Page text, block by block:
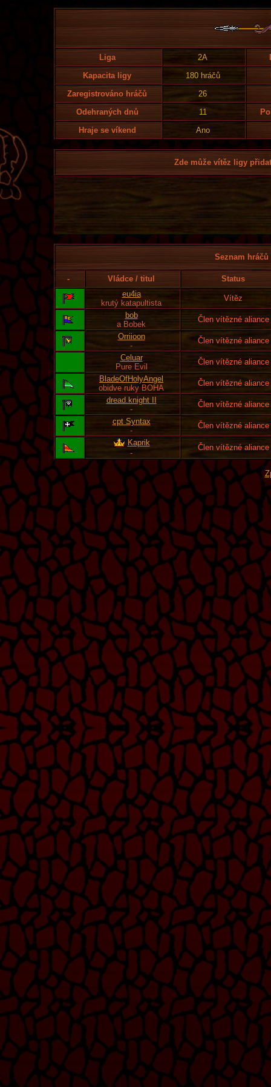
Liga 2A
Kapacita ligy
180 hráčů
Zaregistrováno hráčů
26
Odehraných dnů
11
Hraje se víkend
Ano
Zde může vítěz ligy
Seznam
- Vládce / titul
Status
eu4ia
krutý katapultista
Vítěz
bob
a Bobek
Člen vítězné aliance
Orriioon
-
Člen vítězné aliance
Celuar
Pure Evil
Člen vítězné aliance
BladeOfHolyAngel
obidve ruky BOHA
Člen vítězné aliance
dread.knight II
-
Člen vítězné aliance
cpt Syntax
-
Člen vítězné aliance
Kaprik
-
Člen vítězné aliance